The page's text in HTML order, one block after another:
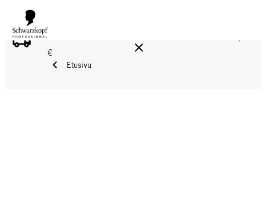
ILMAINEN TOIMITUS YLI 160 € TILAUKSIIN!
€
Etusivu